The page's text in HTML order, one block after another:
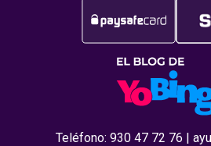
Teléfono: 930 47 72 76 |